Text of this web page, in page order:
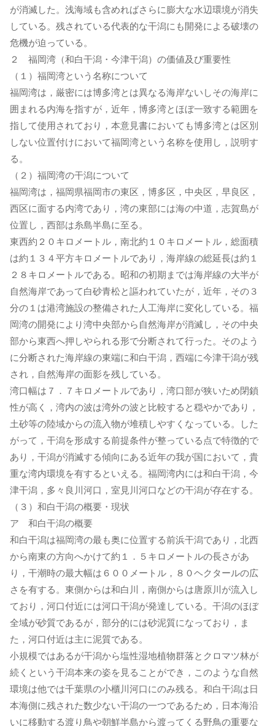
が消滅した。浅海域も含めればさらに膨大な水辺環境が消失
している。残されている代表的な干潟にも開発による破壊の
危機が迫っている。
２ 福岡湾（和白干潟・今津干潟）の価値及び重要性
（１）福岡湾という名称について
福岡湾は，厳密には博多湾とは異なる海岸ないしその海岸に
囲まれる内海を指すが，近年，博多湾とほぼ一致する範囲を
指して使用されており，本意見書においても博多湾とは区別
しない位置付けにおいて福岡湾という名称を使用し，説明す
る。
（２）福岡湾の干潟について
福岡湾は，福岡県福岡市の東区，博多区，中央区，早良区，
西区に面する内湾であり，湾の東部には海の中道，志賀島が
位置し，西部は糸島半島に至る。
東西約２０キロメートル，南北約１０キロメートル，総面積
は約１３４平方キロメートルであり，海岸線の総延長は約１
２８キロメートルである。昭和の初期までは海岸線の大半が
自然海岸であって白砂青松と謳われていたが，近年，その３
分の１は港湾施設の整備された人工海岸に変化している。福
岡湾の開発により湾中央部から自然海岸が消滅し，その中央
部から東西へ押しやられる形で分断されて行った。そのよう
に分断された海岸線の東端に和白干潟，西端に今津干潟が残
され，自然海岸の面影を残している。
湾口幅は７．７キロメートルであり，湾口部が狭いため閉鎖
性が高く，湾内の波は湾外の波と比較すると穏やかであり，
土砂等の陸域からの流入物が堆積しやすくなっている。した
がって，干潟を形成する前提条件が整っている点で特徴的で
あり，干潟が消滅する傾向にある近年の我が国において，貴
重な湾内環境を有するといえる。福岡湾内には和白干潟，今
津干潟，多々良川河口，室見川河口などの干潟が存在する。
（３）和白干潟の概要・現状
ア 和白干潟の概要
和白干潟は福岡湾の最も奥に位置する前浜干潟であり，北西
から南東の方向へかけて約１．５キロメートルの長さがあ
り，干潮時の最大幅は６００メートル，８０ヘクタールの広
さを有する。東側からは和白川，南側からは唐原川が流入し
ており，河口付近には河口干潟が発達している。干潟のほぼ
全域が砂質であるが，部分的には砂泥質になっており，ま
た，河口付近は主に泥質である。
小規模ではあるが干潟から塩性湿地植物群落とクロマツ林が
続くという干潟本来の姿を見ることができ，このような自然
環境は他では千葉県の小櫃川河口にのみ残る。和白干潟は日
本海側に残された数少ない干潟の一つであるため，日本海沿
いに移動する渡り鳥や朝鮮半島から渡ってくる野鳥の重要な